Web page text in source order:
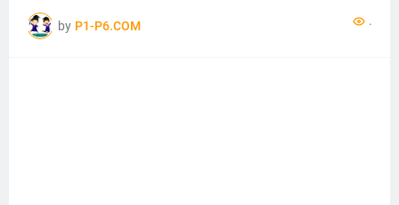
by P1-P6.COM ...